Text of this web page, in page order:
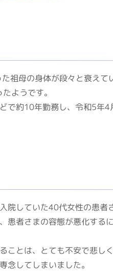
祖母の身体が段々と衰えて
ようです。
で約10年勤務し、令和5年4
していた40代女性の患者
患者さまの容態が悪化する
ことは、とても不安で悲し
念してしまいました。